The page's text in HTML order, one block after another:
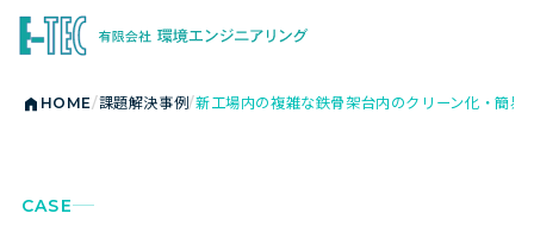
HOME 課題解決事例 新工場内の複雑な鉄骨架台内のクリーン化・簡易
CASE